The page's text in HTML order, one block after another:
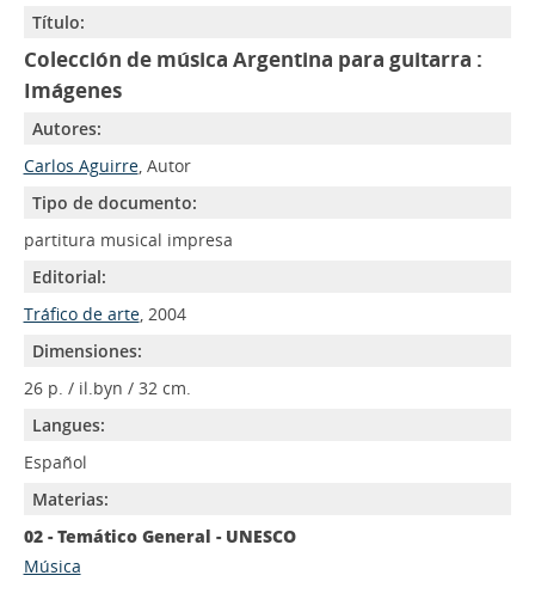
Título:
Colección de música Argentina para guitarra :
Imágenes
Autores:
Carlos Aguirre, Autor
Tipo de documento:
partitura musical impresa
Editorial:
Tráfico de arte, 2004
Dimensiones:
26 p. / il.byn / 32 cm.
Langues:
Español
Materias:
02 - Temático General - UNESCO
Música